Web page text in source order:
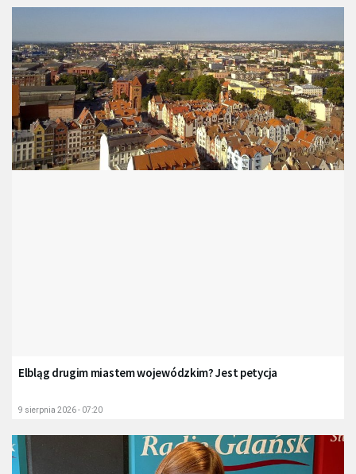
Elbląg drugim miastem wojewódzkim? Jest petycja
9 sierpnia 2026 - 07:20